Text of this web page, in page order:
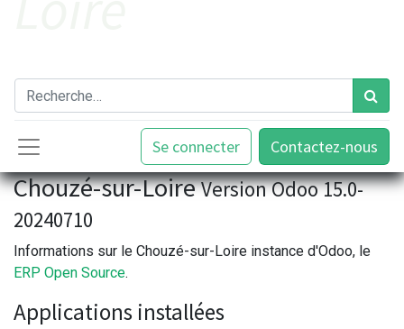
Se connecter Contactez-nous
Chouzé-sur-LoireVersion Odoo 15.0-
20240710
Informations sur le Chouzé-sur-Loire instance d'Odoo, le
ERP Open Source.
Applications installées